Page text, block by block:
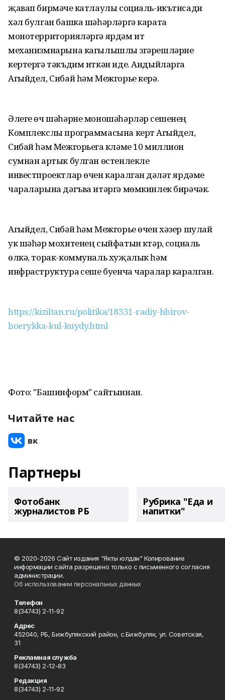
җавап бирмәүче катлаулы социаль-икътисади
хәл булган башка шәһәрләргә карата
монотерриторияләргә ярдәм итү
механизмнарына кагылышлы үзгәрешләрне
кертергә тәкъдим иткән иде. Андыйларга
Агыйдел, Сибай һәм Межгорье керә.
Әлеге өч шәһәрне моношәһәрләр үсешенең
Комплекслы программасына кертү Агыйдел,
Сибай һәм Межгорьега күләме 10 миллион
сумнан артык булган өстенлекле
инвестпроектлар өчен каралган дәүләт ярдәме
чараларына дәгъва итәргә мөмкинлек бирәчәк.
Агыйдел, Сибәй һәм Межгорье өчен хәзер шулай
ук шәһәр мохитенең сыйфатын күтәрү, социаль
өлкә, торак-коммуналь хуҗалык һәм
инфраструктура үсеше буенча чаралар каралган.
https://kiziltan.ru/politika/18331-radiy-hbirov-
boerykka-kul-kuydy.html
Фото: "Башинформ" сайтыннан.
Читайте нас
Партнеры
Фотобанк
журналистов РБ
Рубрика "Еда и
напитки"
© 2020-2026 Сайт издания "Якты юлдан" Копирование
информации сайта разрешено только с письменного согласия
администрации.
Об использовании персональных данных
Телефон
8(34743) 2-11-92
Адрес
452040, РБ, Бижбулякский район, с.Бижбуляк, ул. Советская,
31
Рекламная служба
8(34743) 2-12-83
Редакция
8(34743) 2-11-92